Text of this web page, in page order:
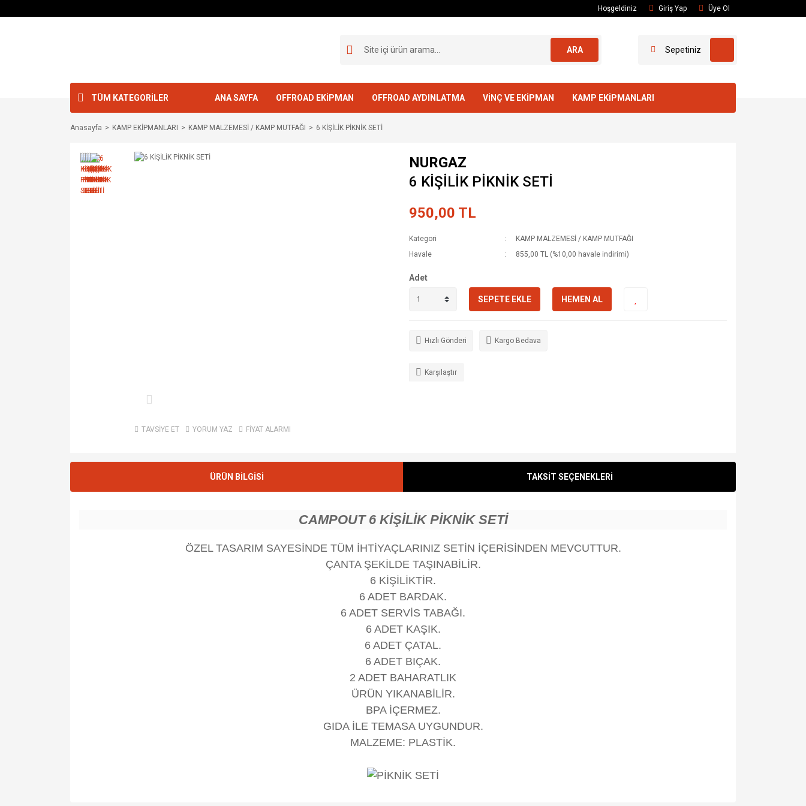
Hoşgeldiniz Giriş Yap Üye Ol
ARA Sepetiniz
TÜM KATEGORİLER ANA SAYFA OFFROAD EKİPMAN OFFROAD AYDINLATMA VİNÇ VE EKİPMAN KAMP EKİPMANLARI
Anasayfa KAMP EKİPMANLARI KAMP MALZEMESİ / KAMP MUTFAĞI 6 KİŞİLİK PİKNİK SETİ
TAVSİYE ET YORUM YAZ FİYAT ALARMI
NURGAZ
6 KİŞİLİK PİKNİK SETİ
950,00 TL
Kategori
KAMP MALZEMESİ / KAMP MUTFAĞI
Havale
855,00 TL (%10,00 havale indirimi)
Adet
SEPETE EKLE HEMEN AL
Hızlı Gönderi Kargo Bedava
Karşılaştır
ÜRÜN BİLGİSİ TAKSİT SEÇENEKLERİ
CAMPOUT 6 KİŞİLİK PİKNİK SETİ
ÖZEL TASARIM SAYESİNDE TÜM İHTİYAÇLARINIZ SETİN İÇERİSİNDEN MEVCUTTUR.
ÇANTA ŞEKİLDE TAŞINABİLİR.
6 KİŞİLİKTİR.
6 ADET BARDAK.
6 ADET SERVİS TABAĞI.
6 ADET KAŞIK.
6 ADET ÇATAL.
6 ADET BIÇAK.
2 ADET BAHARATLIK
ÜRÜN YIKANABİLİR.
BPA İÇERMEZ.
GIDA İLE TEMASA UYGUNDUR.
MALZEME: PLASTİK.